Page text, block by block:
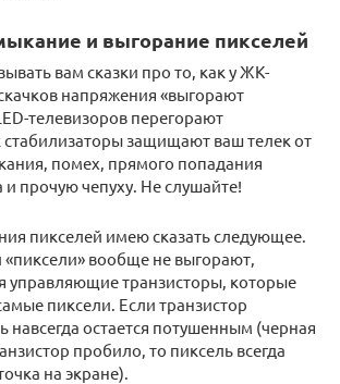
и выгорание пикселей
вам сказки про то, как у ЖК-
напряжения «выгорают
телевизоров перегорают
стабилизаторы защищают ваш телек от
помех, прямого попадания
и прочую чепуху. Не слушайте!
пикселей имею сказать следующее.
вообще не выгорают,
управляющие транзисторы, которые
пиксели. Если транзистор
навсегда остается потушенным (черная
пробило, то пиксель всегда
на экране).